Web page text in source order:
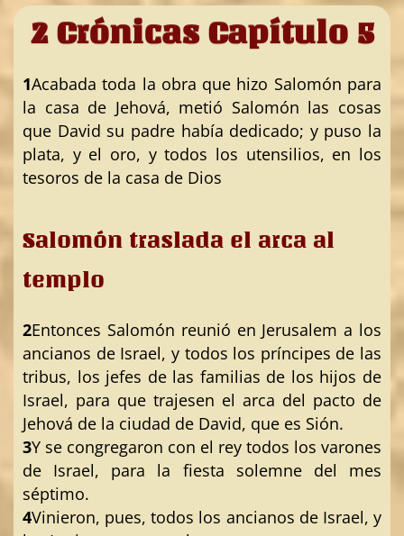
2 Crónicas Capítulo 5
1Acabada toda la obra que hizo Salomón para
la casa de Jehová, metió Salomón las cosas
que David su padre había dedicado; y puso la
plata, y el oro, y todos los utensilios, en los
tesoros de la casa de Dios
Salomón traslada el arca al
templo
2Entonces Salomón reunió en Jerusalem a los
ancianos de Israel, y todos los príncipes de las
tribus, los jefes de las familias de los hijos de
Israel, para que trajesen el arca del pacto de
Jehová de la ciudad de David, que es Sión.
3Y se congregaron con el rey todos los varones
de Israel, para la fiesta solemne del mes
séptimo.
4Vinieron, pues, todos los ancianos de Israel, y